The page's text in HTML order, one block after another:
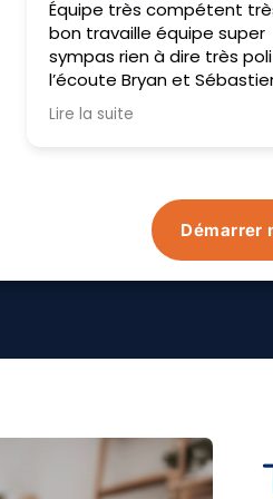
Personnel au top,
propre et sérieuse
explications claires et
précises
Démarrer